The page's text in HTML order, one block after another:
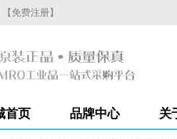
【免费注册】
首页 品牌中心 关